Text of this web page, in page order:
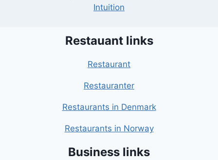
Intuition
Restauant links
Restaurant
Restauranter
Restaurants in Denmark
Restaurants in Norway
Business links